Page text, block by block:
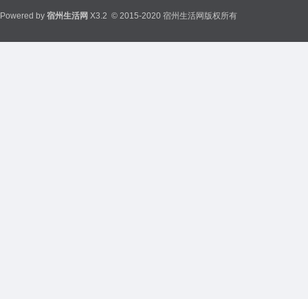
Powered by 宿州生活网 X3.2 © 2015-2020 宿州生活网版权所有